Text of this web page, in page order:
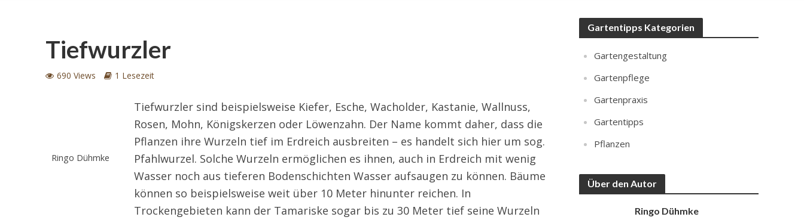
Tiefwurzler
690 Views 1 Lesezeit
Ringo Dühmke
Tiefwurzler sind beispielsweise Kiefer, Esche, Wacholder, Kastanie, Wallnuss,
Rosen, Mohn, Königskerzen oder Löwenzahn. Der Name kommt daher, dass die
Pflanzen ihre Wurzeln tief im Erdreich ausbreiten – es handelt sich hier um sog.
Pfahlwurzel. Solche Wurzeln ermöglichen es ihnen, auch in Erdreich mit wenig
Wasser noch aus tieferen Bodenschichten Wasser aufsaugen zu können. Bäume
können so beispielsweise weit über 10 Meter hinunter reichen. In
Trockengebieten kann der Tamariske sogar bis zu 30 Meter tief seine Wurzeln
Gartentipps Kategorien
Gartengestaltung
Gartenpflege
Gartenpraxis
Gartentipps
Pflanzen
Über den Autor
Ringo Dühmke